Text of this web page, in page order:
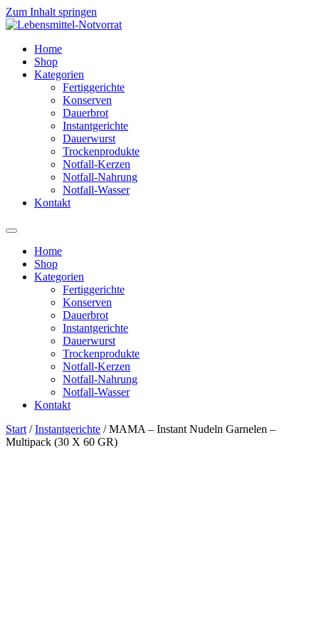
Zum Inhalt springen
Home
Shop
Kategorien
Fertiggerichte
Konserven
Dauerbrot
Instantgerichte
Dauerwurst
Trockenprodukte
Notfall-Kerzen
Notfall-Nahrung
Notfall-Wasser
Kontakt
Home
Shop
Kategorien
Fertiggerichte
Konserven
Dauerbrot
Instantgerichte
Dauerwurst
Trockenprodukte
Notfall-Kerzen
Notfall-Nahrung
Notfall-Wasser
Kontakt
Start /Instantgerichte / MAMA – Instant Nudeln Garnelen –
Multipack (30 X 60 GR)